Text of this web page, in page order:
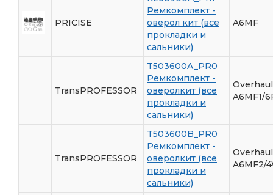
PRICISE
Ремкомплект -
оверол кит (все
прокладки и
сальники)
A6MF
TransPROFESSOR
T503600A_PR0
Ремкомплект -
оверолкит (все
прокладки и
сальники)
A6MF1/
TransPROFESSOR
T503600B_PR0
Ремкомплект -
оверолкит (все
прокладки и
сальники)
A6MF2/